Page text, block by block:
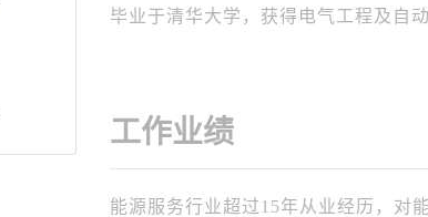
毕业于清华大学，获得电气工程及自
工作业绩
能源服务行业超过15年从业经历，对